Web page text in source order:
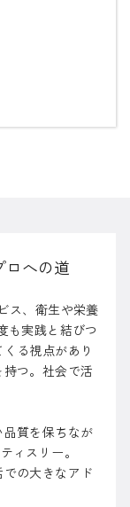
ロへの道
ス、衛生や栄養
も実践と結びつ
る視点があり
つ。社会で活
質を保ちなが
ィスリー。
での大きなアド